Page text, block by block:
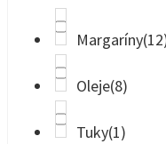
Margaríny
Oleje(8)
Tuky(1)